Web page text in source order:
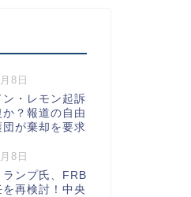
8日
ン・レモン起訴
？報道の自由
団が棄却を要求
8日
ランプ氏、FRB
再検討！中央